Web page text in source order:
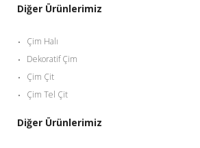
Diğer Ürünlerimiz
Çim Halı
Dekoratif Çim
Çim Çit
Çim Tel Çit
Diğer Ürünlerimiz